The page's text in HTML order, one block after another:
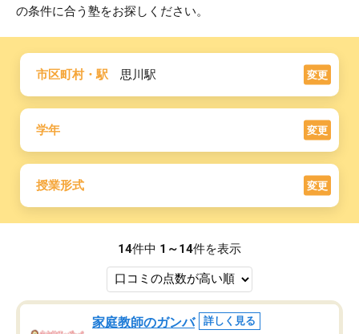
の条件に合う塾をお探しください。
市区町村・駅 思川駅 変更
学年 変更
授業形式 変更
14件中 1～14件を表示
家庭教師のガンバ 詳しく見る